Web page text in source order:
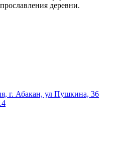
деревни.
г. Абакан, ул Пушкина, 36